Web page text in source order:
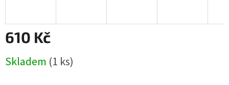
610 Kč
cena:
Skladem (1 ks)